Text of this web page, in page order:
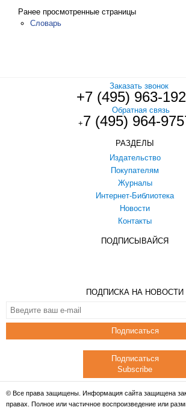
Ранее просмотренные страницы
Словарь
Заказать звонок
+7 (495) 963-
Обратная связь
+7 (495) 964-
РАЗДЕЛЫ
Издательство
Покупателям
Журналы
Интернет-Библиотека
Новости
Контакты
ПОДПИСЫВАЙСЯ
ПОДПИСКА НА НОВОСТИ
Подписаться
Подписаться
Subscribe
© Все права защищены. Информация сайта защищена
правах. Полное или частичное воспроизведение или